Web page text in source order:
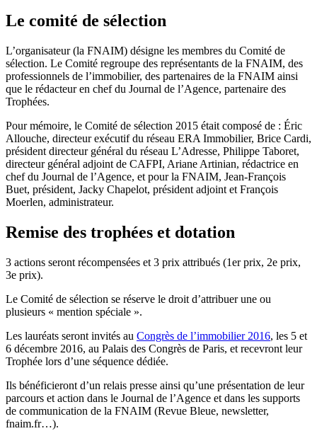
Le comité de sélection
L’organisateur (la FNAIM) désigne les membres du Comité de
sélection. Le Comité regroupe des représentants de la FNAIM, des
professionnels de l’immobilier, des partenaires de la FNAIM ainsi
que le rédacteur en chef du Journal de l’Agence, partenaire des
Trophées.
Pour mémoire, le Comité de sélection 2015 était composé de : Éric
Allouche, directeur exécutif du réseau ERA Immobilier, Brice Cardi,
président directeur général du réseau L’Adresse, Philippe Taboret,
directeur général adjoint de CAFPI, Ariane Artinian, rédactrice en
chef du Journal de l’Agence, et pour la FNAIM, Jean-François
Buet, président, Jacky Chapelot, président adjoint et François
Moerlen, administrateur.
Remise des trophées et dotation
3 actions seront récompensées et 3 prix attribués (1er prix, 2e prix,
3e prix).
Le Comité de sélection se réserve le droit d’attribuer une ou
plusieurs « mention spéciale ».
Les lauréats seront invités au Congrès de l’immobilier 2016, les 5 et
6 décembre 2016, au Palais des Congrès de Paris, et recevront leur
Trophée lors d’une séquence dédiée.
Ils bénéficieront d’un relais presse ainsi qu’une présentation de leur
parcours et action dans le Journal de l’Agence et dans les supports
de communication de la FNAIM (Revue Bleue, newsletter,
fnaim.fr…).